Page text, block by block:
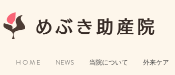
めぶき助産院
H O M E NEWS 当院について 外来ケア